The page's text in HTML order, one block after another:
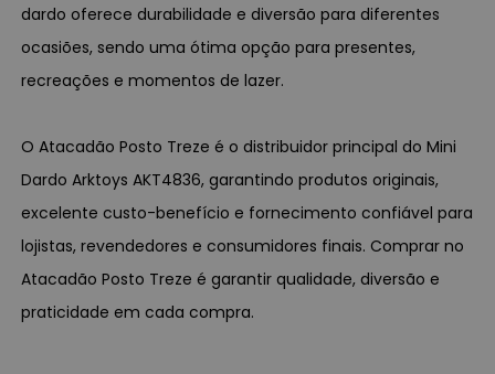
dardo oferece durabilidade e diversão para diferentes
ocasiões, sendo uma ótima opção para presentes,
recreações e momentos de lazer.
O Atacadão Posto Treze é o distribuidor principal do Mini
Dardo Arktoys AKT4836, garantindo produtos originais,
excelente custo-benefício e fornecimento confiável para
lojistas, revendedores e consumidores finais. Comprar no
Atacadão Posto Treze é garantir qualidade, diversão e
praticidade em cada compra.